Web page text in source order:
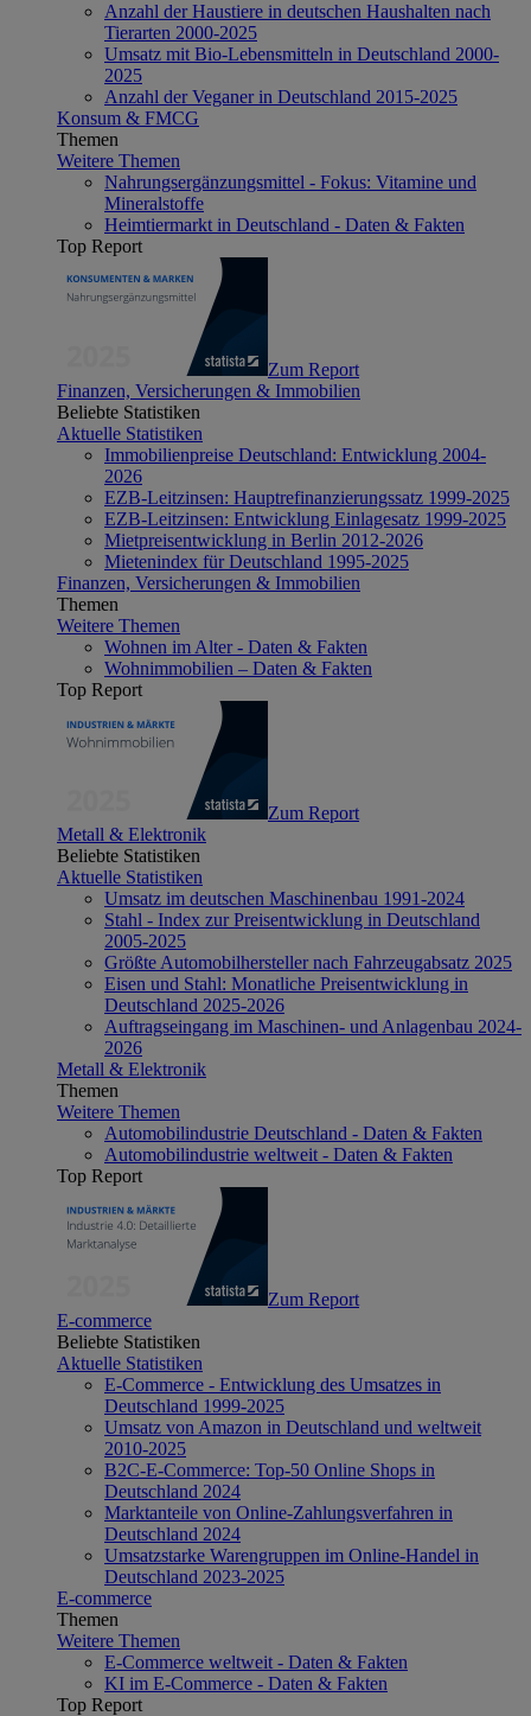
Anzahl der Haustiere in deutschen Haushalten nach
Tierarten 2000-2025
Umsatz mit Bio-Lebensmitteln in Deutschland 2000-
2025
Anzahl der Veganer in Deutschland 2015-2025
Konsum & FMCG
Themen
Weitere Themen
Nahrungsergänzungsmittel - Fokus: Vitamine und
Mineralstoffe
Heimtiermarkt in Deutschland - Daten & Fakten
Top Report
Zum Report
Finanzen, Versicherungen & Immobilien
Beliebte Statistiken
Aktuelle Statistiken
Immobilienpreise Deutschland: Entwicklung 2004-
2026
EZB-Leitzinsen: Hauptrefinanzierungssatz 1999-2025
EZB-Leitzinsen: Entwicklung Einlagesatz 1999-2025
Mietpreisentwicklung in Berlin 2012-2026
Mietenindex für Deutschland 1995-2025
Finanzen, Versicherungen & Immobilien
Themen
Weitere Themen
Wohnen im Alter - Daten & Fakten
Wohnimmobilien – Daten & Fakten
Top Report
Zum Report
Metall & Elektronik
Beliebte Statistiken
Aktuelle Statistiken
Umsatz im deutschen Maschinenbau 1991-2024
Stahl - Index zur Preisentwicklung in Deutschland
2005-2025
Größte Automobilhersteller nach Fahrzeugabsatz 2025
Eisen und Stahl: Monatliche Preisentwicklung in
Deutschland 2025-2026
Auftragseingang im Maschinen- und Anlagenbau 2024-
2026
Metall & Elektronik
Themen
Weitere Themen
Automobilindustrie Deutschland - Daten & Fakten
Automobilindustrie weltweit - Daten & Fakten
Top Report
Zum Report
E-commerce
Beliebte Statistiken
Aktuelle Statistiken
E-Commerce - Entwicklung des Umsatzes in
Deutschland 1999-2025
Umsatz von Amazon in Deutschland und weltweit
2010-2025
B2C-E-Commerce: Top-50 Online Shops in
Deutschland 2024
Marktanteile von Online-Zahlungsverfahren in
Deutschland 2024
Umsatzstarke Warengruppen im Online-Handel in
Deutschland 2023-2025
E-commerce
Themen
Weitere Themen
E-Commerce weltweit - Daten & Fakten
KI im E-Commerce - Daten & Fakten
Top Report